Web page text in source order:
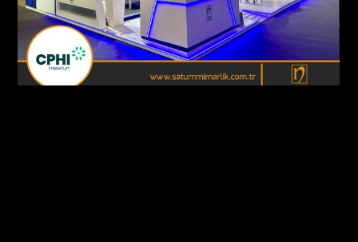
AHŞAP - ÖZGÜN STANDLAR